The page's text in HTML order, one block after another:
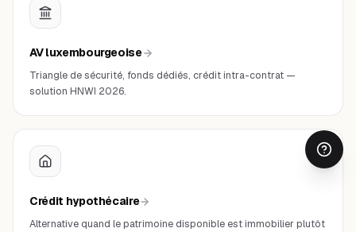
AV luxembourgeoise
Triangle de sécurité, fonds dédiés, crédit intra-contrat —
solution HNWI 2026.
Crédit hypothécaire
Alternative quand le patrimoine disponible est immobilier plutôt